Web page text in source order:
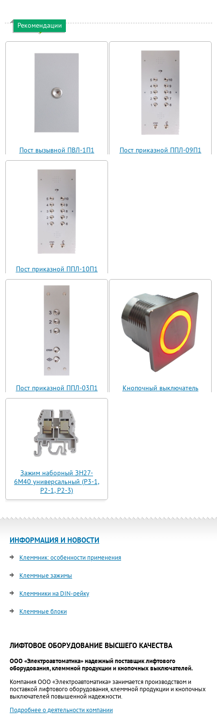
Рекомендации
Пост вызывной ПВЛ-1П1
(ВП11-1)
Пост приказной ППЛ-09П1
Пост приказной ППЛ-10П1
(ППЛ11-10)
Пост приказной ППЛ-03П1
(ППЛ11-03)
Кнопочный выключатель
Зажим наборный ЗН27-
6М40 универсальный (Р3-1,
Р2-1, Р2-3)
ИНФОРМАЦИЯ И НОВОСТИ
Клеммник: особенности применения
Клеммные зажимы
Клеммники на DIN-рейку
Клеммные блоки
ЛИФТОВОЕ ОБОРУДОВАНИЕ ВЫСШЕГО КАЧЕСТВА
ООО «Электроавтоматика» надежный поставщик лифтового
оборудования, клеммной продукции и кнопочных выключателей.
Компания ООО «Электроавтоматика» занимается производством и
поставкой лифтового оборудования, клеммной продукции и кнопочных
выключателей повышенной надежности.
Подробнее о деятельности компании